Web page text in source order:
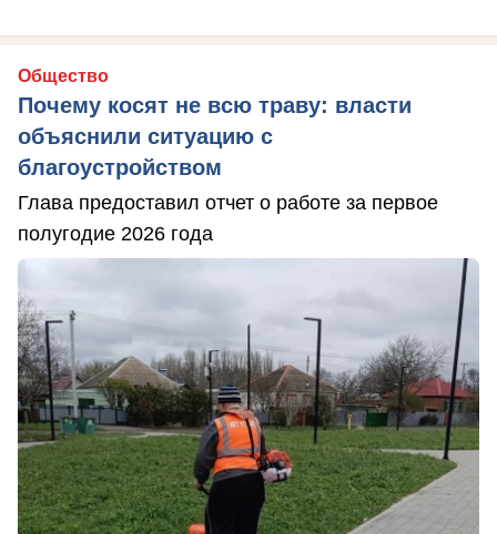
Общество
Почему косят не всю траву: власти
объяснили ситуацию с
благоустройством
Глава предоставил отчет о работе за первое
полугодие 2026 года